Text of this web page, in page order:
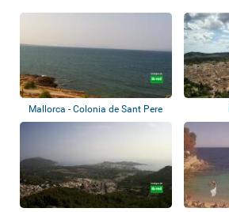
Mallorca - Colonia de Sant Pere